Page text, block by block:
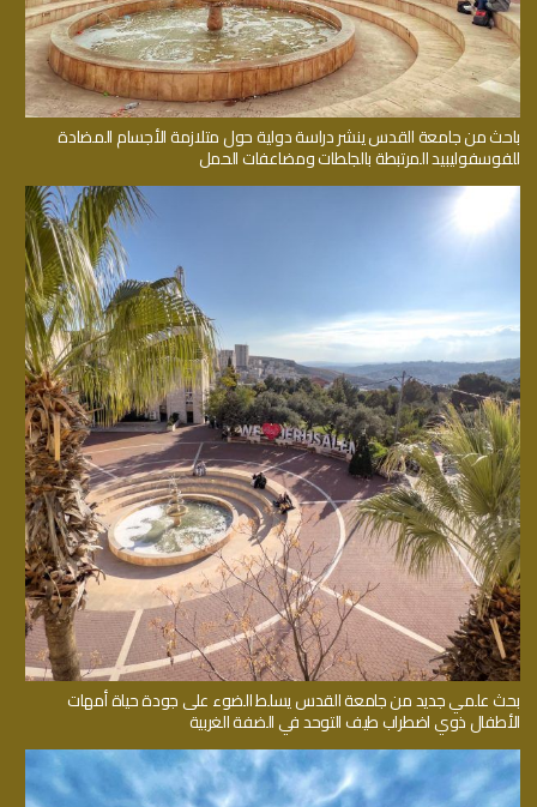
باحث من جامعة القدس ينشر دراسة دولية حول متلازمة الأجسام المضادة
للفوسفوليبيد المرتبطة بالجلطات ومضاعفات الحمل
بحث علمي جديد من جامعة القدس يسلط الضوء على جودة حياة أمهات
الأطفال ذوي اضطراب طيف التوحد في الضفة الغربية